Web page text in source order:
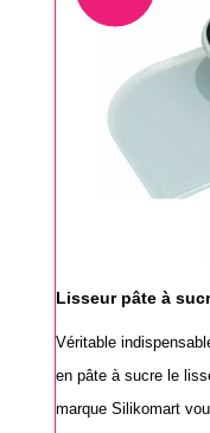
Lisseur pâte à
Véritable
en pâte à sucre le
marque Silikomart